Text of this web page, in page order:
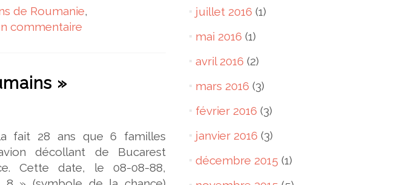
de Roumanie,
commentaire
»
fait 28 ans que 6 familles
décollant de Bucarest
Cette date, le 08-08-88,
juillet 2016 (1)
mai 2016 (1)
avril 2016 (2)
mars 2016 (3)
février 2016 (3)
janvier 2016 (3)
décembre 2015 (1)